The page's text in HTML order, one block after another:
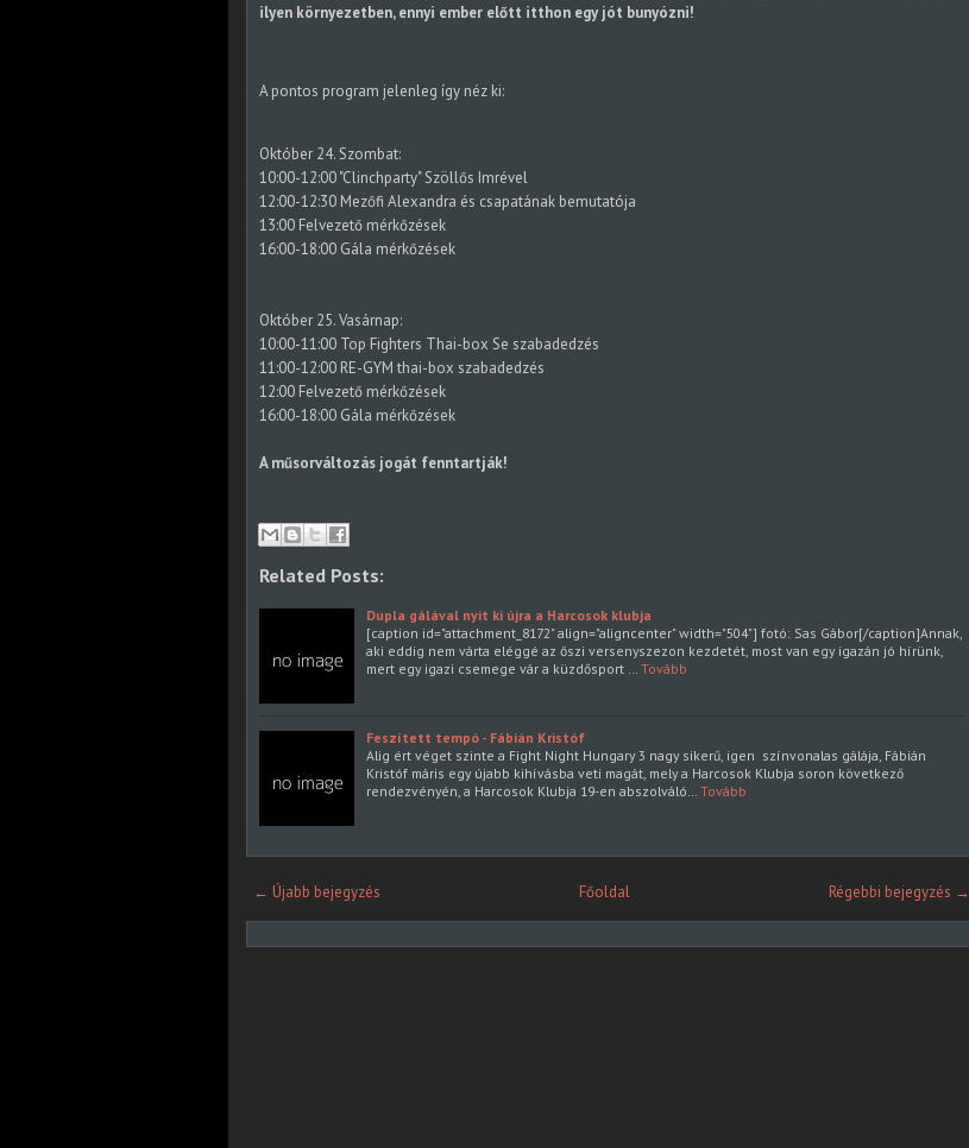
ilyen környezetben, ennyi ember előtt itthon egy jót bunyózni!
A pontos program jelenleg így néz ki:
Október 24. Szombat:
10:00-12:00 "Clinchparty" Szöllős Imrével
12:00-12:30 Mezőfi Alexandra és csapatának bemutatója
13:00 Felvezető mérkőzések
16:00-18:00 Gála mérkőzések
Október 25. Vasárnap:
10:00-11:00 Top Fighters Thai-box Se szabadedzés
11:00-12:00 RE-GYM thai-box szabadedzés
12:00 Felvezető mérkőzések
16:00-18:00 Gála mérkőzések
A műsorváltozás jogát fenntartják!
Related Posts:
Dupla gálával nyit ki újra a Harcosok klubja
[caption id="attachment_8172" align="aligncenter" width="504"] fotó: Sas Gábor[/caption]Annak,
aki eddig nem várta eléggé az őszi versenyszezon kezdetét, most van egy igazán jó hírünk,
mert egy igazi csemege vár a küzdősport …
Tovább
Feszített tempó - Fábián Kristóf
Alig ért véget szinte a Fight Night Hungary 3 nagy sikerű, igen színvonalas gálája, Fábián
Kristóf máris egy újabb kihívásba veti magát, mely a Harcosok Klubja soron következő
rendezvényén, a Harcosok Klubja 19-en abszolváló…
Tovább
← Újabb bejegyzés Régebbi bejegyzés →
Főoldal